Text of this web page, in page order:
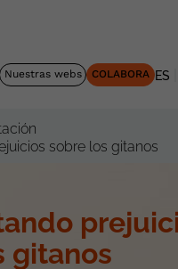
Nuestras webs COLABORA ES
sobre los gitanos
gitanos